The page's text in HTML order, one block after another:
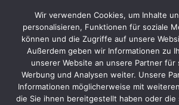
Wir verwenden Cookies, um Inhalte
personalisieren, Funktionen für soziale
können und die Zugriffe auf unsere
Außerdem geben wir Informationen zu
unserer Website an unsere Partner für
Werbung und Analysen weiter. Unsere
Informationen möglicherweise mit
die Sie ihnen bereitgestellt haben oder die